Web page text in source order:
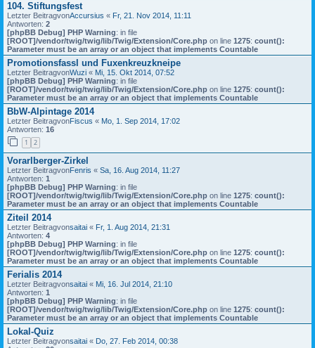
104. Stiftungsfest
Letzter BeitragvonAccursius « Fr, 21. Nov 2014, 11:11
Antworten: 2
[phpBB Debug] PHP Warning: in file
[ROOT]/vendor/twig/twig/lib/Twig/Extension/Core.php on line 1275: count():
Parameter must be an array or an object that implements Countable
Promotionsfassl und Fuxenkreuzkneipe
Letzter BeitragvonWuzi « Mi, 15. Okt 2014, 07:52
[phpBB Debug] PHP Warning: in file
[ROOT]/vendor/twig/twig/lib/Twig/Extension/Core.php on line 1275: count():
Parameter must be an array or an object that implements Countable
BbW-Alpintage 2014
Letzter BeitragvonFiscus « Mo, 1. Sep 2014, 17:02
Antworten: 16
1 2
Vorarlberger-Zirkel
Letzter BeitragvonFenris « Sa, 16. Aug 2014, 11:27
Antworten: 1
[phpBB Debug] PHP Warning: in file
[ROOT]/vendor/twig/twig/lib/Twig/Extension/Core.php on line 1275: count():
Parameter must be an array or an object that implements Countable
Ziteil 2014
Letzter Beitragvonsaitai « Fr, 1. Aug 2014, 21:31
Antworten: 4
[phpBB Debug] PHP Warning: in file
[ROOT]/vendor/twig/twig/lib/Twig/Extension/Core.php on line 1275: count():
Parameter must be an array or an object that implements Countable
Ferialis 2014
Letzter Beitragvonsaitai « Mi, 16. Jul 2014, 21:10
Antworten: 1
[phpBB Debug] PHP Warning: in file
[ROOT]/vendor/twig/twig/lib/Twig/Extension/Core.php on line 1275: count():
Parameter must be an array or an object that implements Countable
Lokal-Quiz
Letzter Beitragvonsaitai « Do, 27. Feb 2014, 00:38